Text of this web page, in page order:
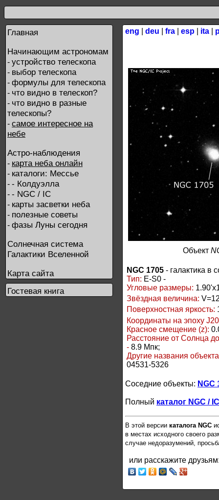
Главная
Начинающим астрономам
- устройство телескопа
- выбор телескопа
- формулы для телескопа
- что видно в телескоп?
- что видно в разные
телескопы?
- самое интересное на
небе
Астро-наблюдения
- карта неба онлайн
- каталоги: Мессье
- - Колдуэлла
- - NGC / IC
- карты засветки неба
- полезные советы
- фазы Луны сегодня
Солнечная система
Галактики Вселенной
Карта сайта
Гостевая книга
eng deu fra esp ita
Объект
NGC 1705 - галактика в
Тип: E-S0 -
Угловые размеры:
Звёздная величина:
Поверхностная яркость:
Координаты на эпоху
Красное смещение (z):
Расстояние от Солнца
- 8.9 Мпк;
Другие названия
04531-5326
Соседние объекты: NGC
Полный каталог NGC / IC
В этой версии каталога NGC
в местах исходного своего
случае недоразумений,
или расскажите